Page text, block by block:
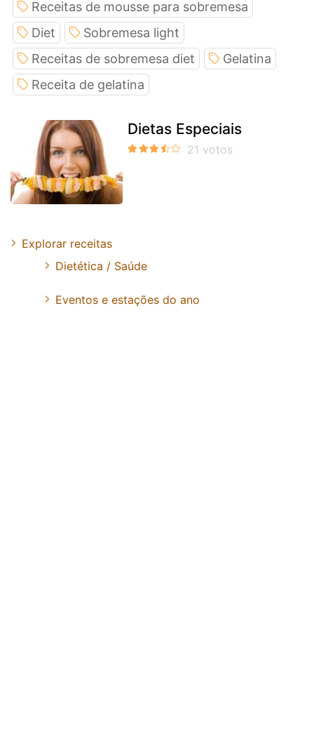
Receitas de mousse para sobremesa
Diet
Sobremesa light
Receitas de sobremesa diet
Gelatina
Receita de gelatina
Dietas Especiais
Explorar receitas
Dietética / Saúde
Eventos e estações do ano